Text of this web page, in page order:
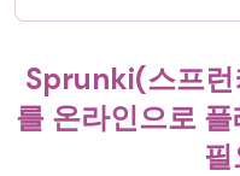
Sprunki(스프런
를 온라인으로